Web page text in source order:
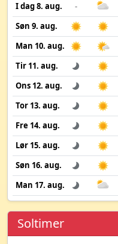
I dag 8. aug. -
Søn 9. aug.
Man 10. aug.
Tir 11. aug.
Ons 12. aug.
Tor 13. aug.
Fre 14. aug.
Lør 15. aug.
Søn 16. aug.
Man 17. aug.
Soltimer